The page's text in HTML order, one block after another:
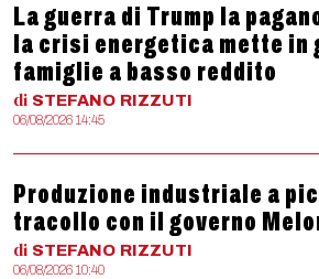
La guerra di Trump la
la crisi energetica mette in
famiglie a basso reddito
di STEFANO RIZZUTI
06/08/2026 14:45
Produzione industriale a
tracollo con il governo
di STEFANO RIZZUTI
06/08/2026 10:40